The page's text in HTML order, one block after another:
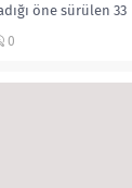
öne sürülen 33
0